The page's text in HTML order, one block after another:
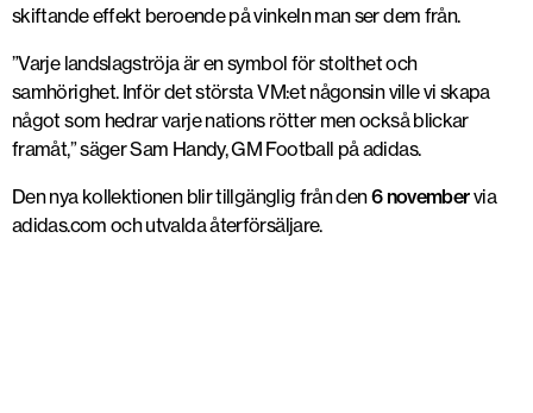
skiftande effekt beroende på vinkeln man ser dem från.
”Varje landslagströja är en symbol för stolthet och
samhörighet. Inför det största VM:et någonsin ville vi skapa
något som hedrar varje nations rötter men också blickar
framåt,” sägerSam Handy, GM Football på adidas.
Den nya kollektionen blir tillgänglig från den6 novembervia
adidas.com och utvalda återförsäljare.